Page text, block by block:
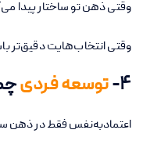
وقتی ذهن تو ساختار پیدا
وقتی انتخاب‌هایت دقیق‌تر
۴- توسعه فردی
اعتمادبه‌نفس فقط در ذهن